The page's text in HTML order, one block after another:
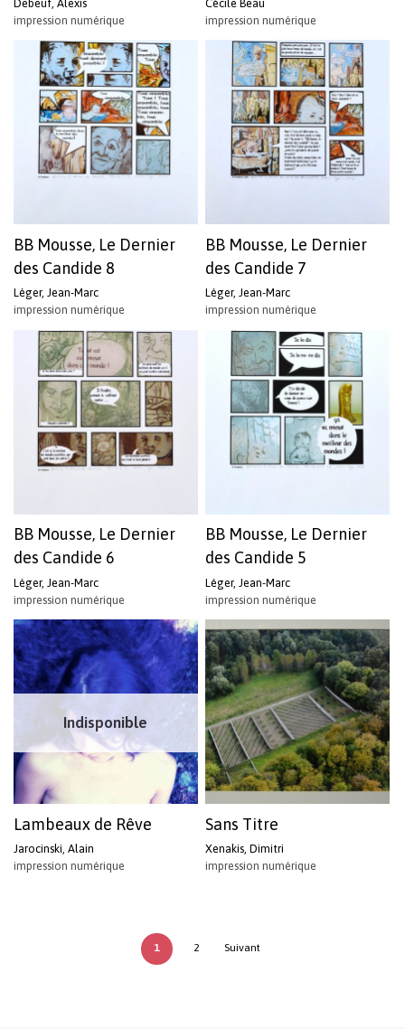
Debeuf, Alexis
impression numérique
Cécile Beau
impression numérique
BB Mousse, Le Dernier
des Candide 8
Léger, Jean-Marc
impression numérique
BB Mousse, Le Dernier
des Candide 7
Léger, Jean-Marc
impression numérique
BB Mousse, Le Dernier
des Candide 6
Léger, Jean-Marc
impression numérique
BB Mousse, Le Dernier
des Candide 5
Léger, Jean-Marc
impression numérique
Indisponible
Lambeaux de Rêve
Jarocinski, Alain
impression numérique
Sans Titre
Xenakis, Dimitri
impression numérique
1 2 Suivant